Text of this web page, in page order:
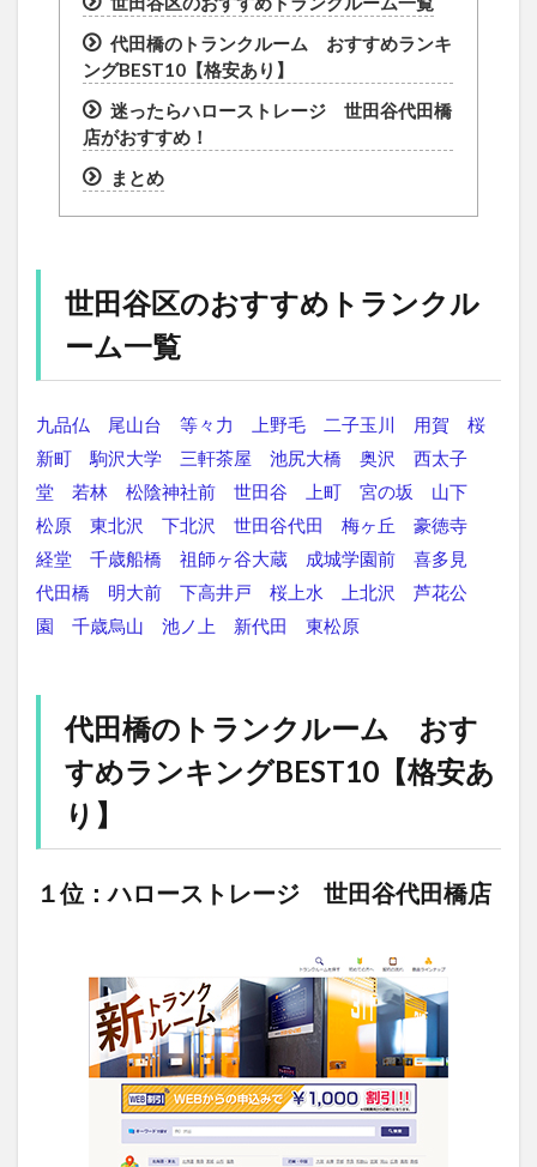
代田橋のトランクルーム おすすめランキ
ングBEST10【格安あり】
迷ったらハローストレージ 世田谷代田橋
店がおすすめ！
まとめ
世田谷区のおすすめトランクル
ーム一覧
九品仏 尾山台 等々力 上野毛 二子玉川 用賀
桜
新町
駒沢大学 三軒茶屋 池尻大橋 奥沢
西太子
堂
若林 松陰神社前 世田谷 上町 宮の坂
山下
松原
東北沢 下北沢 世田谷代田 梅ヶ丘
豪徳寺
経堂
千歳船橋 祖師ヶ谷大蔵 成城学園前
喜多見
代田橋
明大前 下高井戸 桜上水 上北沢
芦花公
園
千歳烏山 池ノ上 新代田 東松原
代田橋のトランクルーム おす
すめランキングBEST10【格安あ
り】
１位：ハローストレージ 世田谷代田橋店